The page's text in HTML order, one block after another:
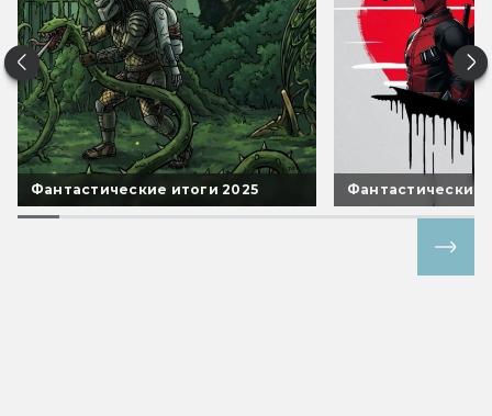
Фантастические итоги 2025 Фантастические